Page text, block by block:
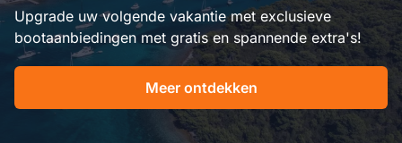
Upgrade uw volgende vakantie met exclusieve
bootaanbiedingen met gratis en spannende extra's!
Meer ontdekken